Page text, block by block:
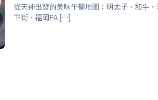
從天神出發的美味午餐地圖：明太子、和牛
下街、福岡PA […]